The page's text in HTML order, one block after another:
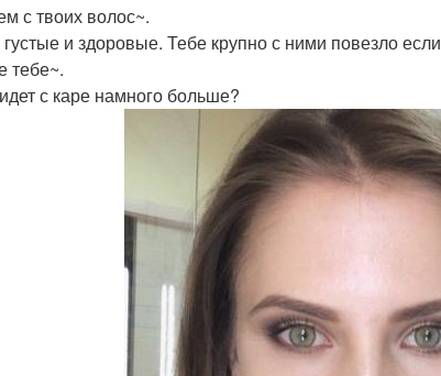
с твоих волос~.
и здоровые. Тебе крупно с ними повезло
тебе~.
с каре намного больше?